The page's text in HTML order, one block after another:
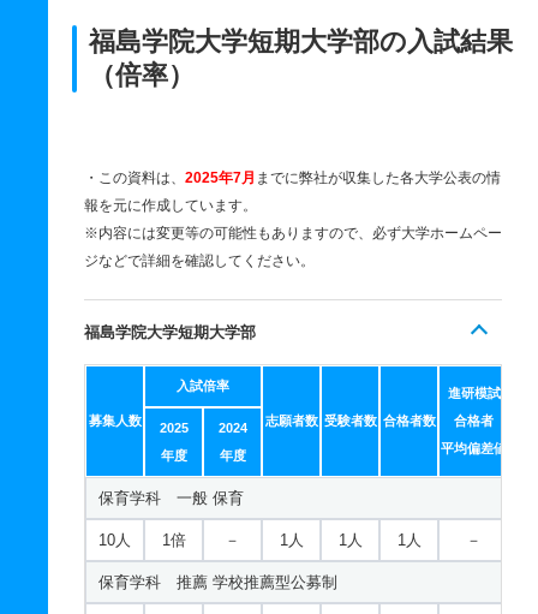
福島学院大学短期大学部の入試結果
（倍率）
・この資料は、 2025年7月 までに弊社が収集した各大学公表の情
報を元に作成しています。
※内容には変更等の可能性もありますので、必ず大学ホームペー
ジなどで詳細を確認してください。
福島学院大学短期大学部
募集人数
入試倍率
志願者数 受験者数 合格者数
進研模試
合格者
平均偏差値
2025
年度
2024
年度
保育学科 一般 保育
10人 1倍 － 1人 1人 1人 －
保育学科 推薦 学校推薦型公募制